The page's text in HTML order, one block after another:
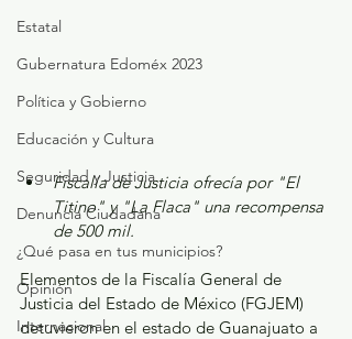
Estatal
Gubernatura Edoméx 2023
Política y Gobierno
Educación y Cultura
Seguridad y Justicia
Denuncia Ciudadana
¿Qué pasa en tus municipios?
Opinión
Internacional
Fiscalía de Justicia ofrecía por "El
Titino" y "La Flaca" una recompensa
de 500 mil.
Elementos de la Fiscalía General de
Justicia del Estado de México (FGJEM)
detuvieron en el estado de Guanajuato a